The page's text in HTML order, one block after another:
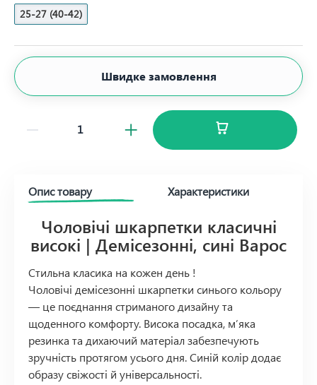
25-27 (40-42)
Швидке замовлення
Опис товару Характеристики
Чоловічі шкарпетки класичні
високі | Демісезонні, сині Варос
Стильна класика на кожен день !
Чоловічі демісезонні шкарпетки синього кольору
— це поєднання стриманого дизайну та
щоденного комфорту. Висока посадка, м’яка
резинка та дихаючий матеріал забезпечують
зручність протягом усього дня. Синій колір додає
образу свіжості й універсальності.